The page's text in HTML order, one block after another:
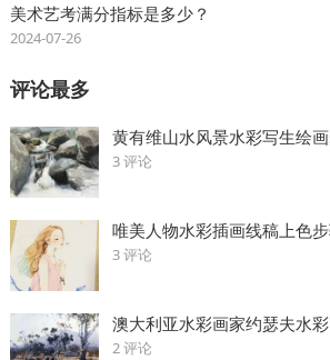
美术艺考满分指标是多少？
2024-07-26
评论最多
黄有维山水风景水彩写生绘
3 评论
唯美人物水彩插画线稿上色
3 评论
澳大利亚水彩画家约瑟夫水
2 评论